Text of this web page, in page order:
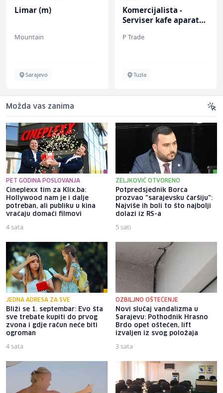
Limar (m)
Mountain
Sarajevo
Komercijalista -
Serviser kafe aparata
P Trade
Tuzla
Možda vas zanima
PET GODINA POSLOVANJA
Cineplexx tim za Klix.ba:
Hollywood nam je i dalje
potreban, ali publiku u kina
vraćaju domaći filmovi
4 sata
ZELJKOVIĆ OTVORENO
Potpredsjednik Borca
prozvao "sarajevsku čaršiju":
Najviše ih boli to što najbolji
dolazi iz RS-a
5 sati
JEDNA ADRESA ZA SVE
Bliži se 1. septembar: Evo šta
sve trebate kupiti do prvog
zvona i gdje račun neće biti
ogroman
4 sata
OZBILJNO OŠTEĆENJE
Novi slučaj vandalizma u
Sarajevu: Pothodnik Hrasno
Brdo opet oštećen, lift
izvaljen iz svog položaja
3 sata